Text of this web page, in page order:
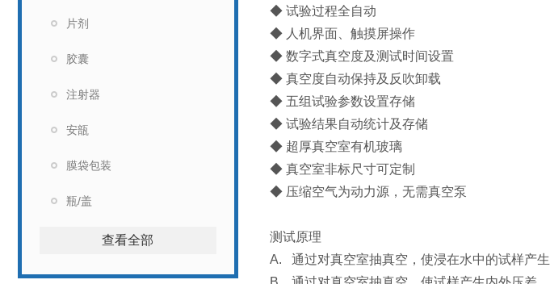
片剂
胶囊
注射器
安瓿
膜袋包装
瓶/盖
查看全部
◆ 试验过程全自动
◆ 人机界面、触摸屏操作
◆ 数字式真空度及测试时间设置
◆ 真空度自动保持及反吹卸载
◆ 五组试验参数设置存储
◆ 试验结果自动统计及存储
◆ 超厚真空室有机玻璃
◆ 真空室非标尺寸可定制
◆ 压缩空气为动力源，无需真空泵
测试原理
A. 通过对真空室抽真空，使浸在水中的试样产